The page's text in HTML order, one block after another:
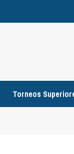
Torneos